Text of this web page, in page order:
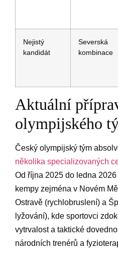
Nejistý
kandidát
Severská
kombinace
Aktuální
olympijského
Český ​olympijský tým
několika specializovaných
Od října 2025 do ledna
kempy zejména ⁣v Novém‌
Ostravě (rychlobruslení) a
lyžování), kde sportovci
⁣vytrvalost a taktické‌
⁤národních trenérů a